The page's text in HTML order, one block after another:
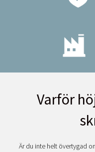
Varför
Är du inte helt övertygad